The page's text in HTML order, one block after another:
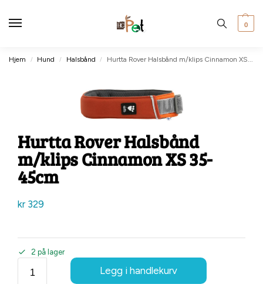
0
Hjem / Hund / Halsbånd / Hurtta Rover Halsbånd m/klips Cinnamon XS 35-45cm
Hurtta Rover Halsbånd
m/klips Cinnamon XS 35-
45cm
kr329
2 på lager
Legg i handlekurv